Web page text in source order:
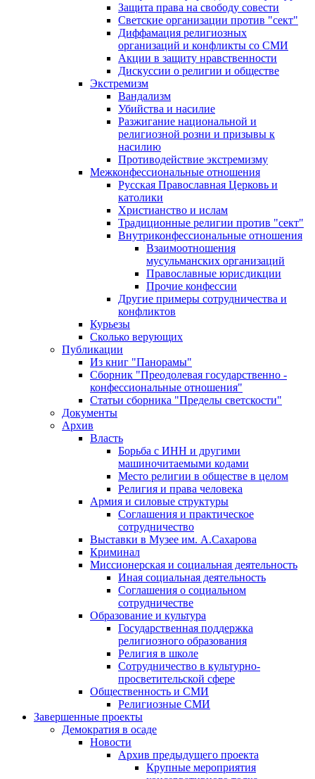
Защита права на свободу совести
Светские организации против "сект"
Диффамация религиозных
организаций и конфликты со СМИ
Акции в защиту нравственности
Дискуссии о религии и обществе
Экстремизм
Вандализм
Убийства и насилие
Разжигание национальной и
религиозной розни и призывы к
насилию
Противодействие экстремизму
Межконфессиональные отношения
Русская Православная Церковь и
католики
Христианство и ислам
Традиционные религии против "сект"
Внутриконфессиональные отношения
Взаимоотношения
мусульманских организаций
Православные юрисдикции
Прочие конфессии
Другие примеры сотрудничества и
конфликтов
Курьезы
Сколько верующих
Публикации
Из книг "Панорамы"
Сборник "Преодолевая государственно -
конфессиональные отношения"
Статьи сборника "Пределы светскости"
Документы
Архив
Власть
Борьба с ИНН и другими
машиночитаемыми кодами
Место религии в обществе в целом
Религия и права человека
Армия и силовые структуры
Соглашения и практическое
сотрудничество
Выставки в Музее им. А.Сахарова
Криминал
Миссионерская и социальная деятельность
Иная социальная деятельность
Соглашения о социальном
сотрудничестве
Образование и культура
Государственная поддержка
религиозного образования
Религия в школе
Сотрудничество в культурно-
просветительской сфере
Общественность и СМИ
Религиозные СМИ
Завершенные проекты
Демократия в осаде
Новости
Архив предыдущего проекта
Крупные мероприятия